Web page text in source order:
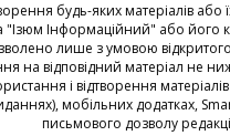
будь-яких матеріалів або
"Ізюм Інформаційний" або його
лише з умовою
на відповідний матеріал не
і відтворення
мобільних додатках,
письмового дозволу